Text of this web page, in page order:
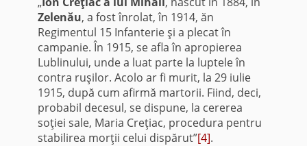
Zelenău, a fost înrolat, în 1914, ăn
Regimentul 15 Infanterie şi a plecat în
campanie. În 1915, se afla în apropierea
Lublinului, unde a luat parte la luptele în
contra ruşilor. Acolo ar fi murit, la 29 iulie
1915, după cum afirmă martorii. Fiind, deci,
probabil decesul, se dispune, la cererea
soţiei sale, Maria Creţiac, procedura pentru
stabilirea morţii celui dispărut”[4].